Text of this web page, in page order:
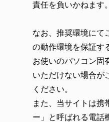
責任を負いかねます。
なお、推奨環境にて
の動作環境を保証す
お使いのパソコン固
いただけない場合が
ください。
また、当サイトは携
ー」と呼ばれる電話